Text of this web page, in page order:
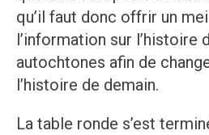
qu’il faut donc offrir un
l’information sur l’histoire
autochtones afin de
l’histoire de demain.
La table ronde s’est